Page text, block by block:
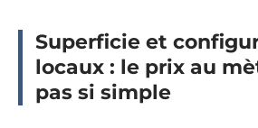
Superficie et
locaux : le prix au
pas si simple